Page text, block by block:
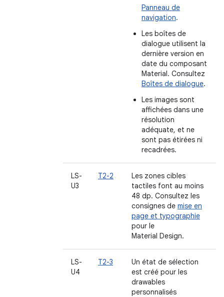
Panneau de
navigation.
Les boîtes de
dialogue utilisent la
dernière version en
date du composant
Material. Consultez
Boîtes de dialogue.
Les images sont
affichées dans une
résolution
adéquate, et ne
sont pas étirées ni
recadrées.
LS-
U3
T2-2
Les zones cibles
tactiles font au moins
48 dp. Consultez les
consignes de mise en
page et typographie
pour le
Material Design.
LS-
U4
T2-3
Un état de sélection
est créé pour les
drawables
personnalisés